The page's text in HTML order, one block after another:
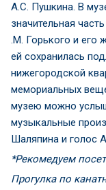
А.С. Пушкина. В
значительная
.М. Горького и его
ей сохранилась
нижегородской
мемориальных
музею можно
музыкальные
Шаляпина и голос
*Рекомедуем
Прогулка по